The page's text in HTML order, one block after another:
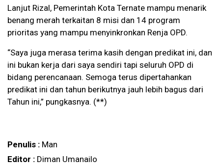
Lanjut Rizal, Pemerintah Kota Ternate mampu menarik
benang merah terkaitan 8 misi dan 14 program
prioritas yang mampu menyinkronkan Renja OPD.
“Saya juga merasa terima kasih dengan predikat ini, dan
ini bukan kerja dari saya sendiri tapi seluruh OPD di
bidang perencanaan. Semoga terus dipertahankan
predikat ini dan tahun berikutnya jauh lebih bagus dari
Tahun ini,” pungkasnya. (**)
Penulis : Man
Editor : Diman Umanailo